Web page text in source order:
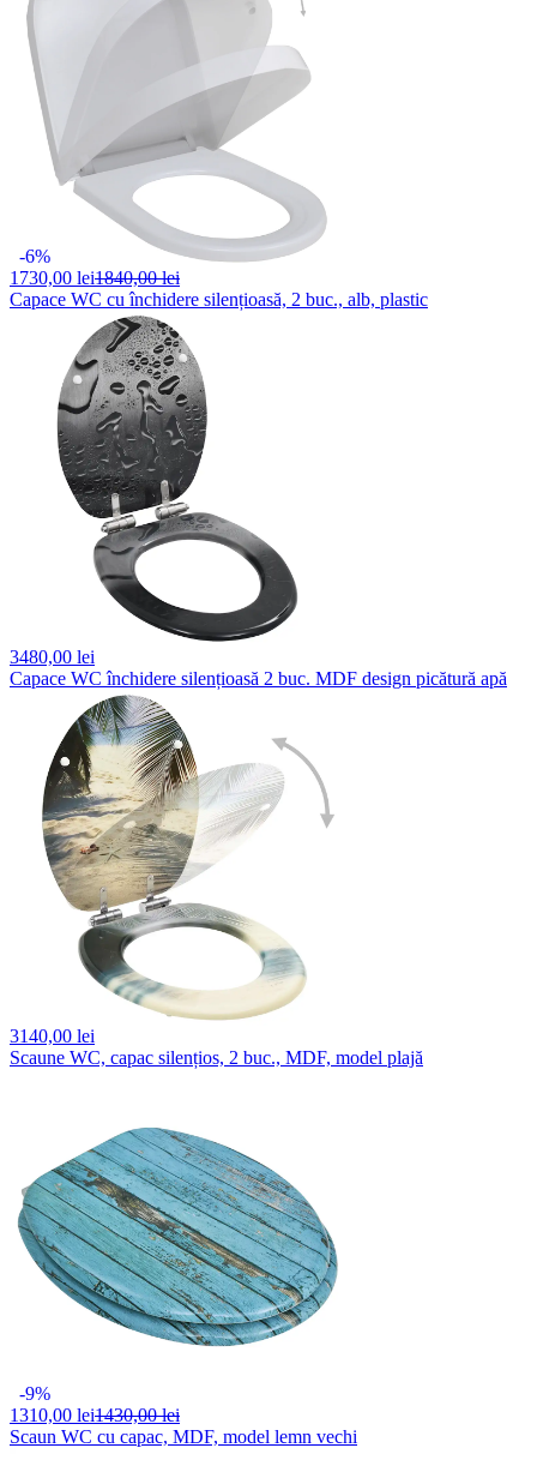
-6%
1730,00 lei1840,00 lei
Capace WC cu închidere silențioasă, 2 buc., alb, plastic
3480,00 lei
Capace WC închidere silențioasă 2 buc. MDF design picătură apă
3140,00 lei
Scaune WC, capac silențios, 2 buc., MDF, model plajă
-9%
1310,00 lei1430,00 lei
Scaun WC cu capac, MDF, model lemn vechi